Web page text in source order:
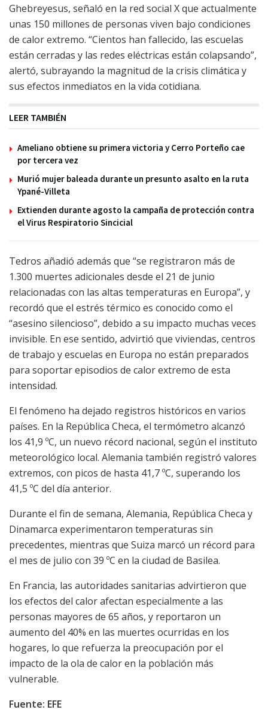
Ghebreyesus, señaló en la red social X que actualmente
unas 150 millones de personas viven bajo condiciones
de calor extremo. “Cientos han fallecido, las escuelas
están cerradas y las redes eléctricas están colapsando”,
alertó, subrayando la magnitud de la crisis climática y
sus efectos inmediatos en la vida cotidiana.
LEER TAMBIÉN
Ameliano obtiene su primera victoria y Cerro Porteño cae
por tercera vez
Murió mujer baleada durante un presunto asalto en la ruta
Ypané-Villeta
Extienden durante agosto la campaña de protección contra
el Virus Respiratorio Sincicial
Tedros añadió además que “se registraron más de
1.300 muertes adicionales desde el 21 de junio
relacionadas con las altas temperaturas en Europa”, y
recordó que el estrés térmico es conocido como el
“asesino silencioso”, debido a su impacto muchas veces
invisible. En ese sentido, advirtió que viviendas, centros
de trabajo y escuelas en Europa no están preparados
para soportar episodios de calor extremo de esta
intensidad.
El fenómeno ha dejado registros históricos en varios
países. En la República Checa, el termómetro alcanzó
los 41,9 ºC, un nuevo récord nacional, según el instituto
meteorológico local. Alemania también registró valores
extremos, con picos de hasta 41,7 ºC, superando los
41,5 ºC del día anterior.
Durante el fin de semana, Alemania, República Checa y
Dinamarca experimentaron temperaturas sin
precedentes, mientras que Suiza marcó un récord para
el mes de julio con 39 ºC en la ciudad de Basilea.
En Francia, las autoridades sanitarias advirtieron que
los efectos del calor afectan especialmente a las
personas mayores de 65 años, y reportaron un
aumento del 40% en las muertes ocurridas en los
hogares, lo que refuerza la preocupación por el
impacto de la ola de calor en la población más
vulnerable.
Fuente: EFE